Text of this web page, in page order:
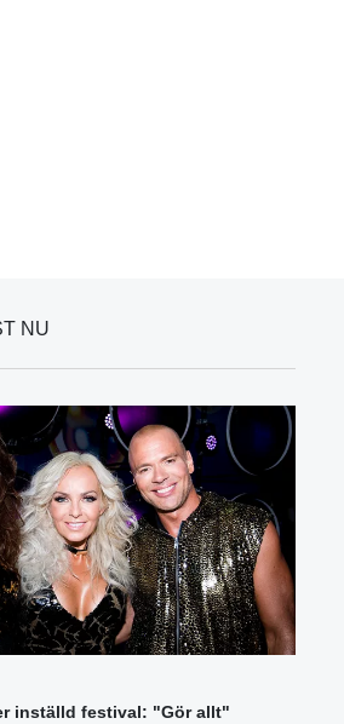
NU
inställd festival: "Gör allt"